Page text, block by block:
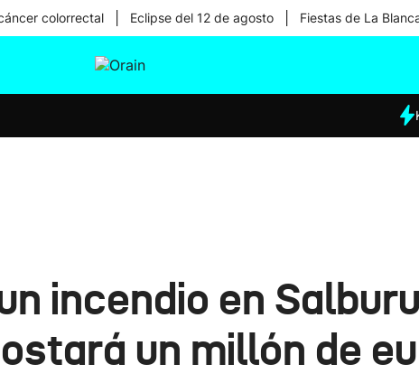
colorrectal Eclipse del 12 de agosto Fiestas de La
incendio en
un millón de